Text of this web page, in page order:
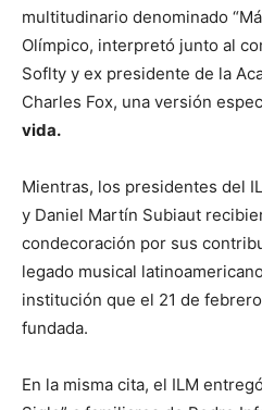
multitudinario denominado
Olímpico, interpretó junto al
Soflty y ex presidente de la
Charles Fox, una versión
vida.
Mientras, los presidentes del
y Daniel Martín Subiaut
condecoración por sus
legado musical
institución que el 21 de
fundada.
En la misma cita, el ILM